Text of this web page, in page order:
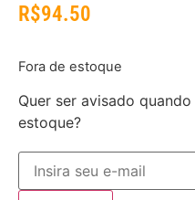
R$94.50
Fora de estoque
Quer ser avisado
estoque?